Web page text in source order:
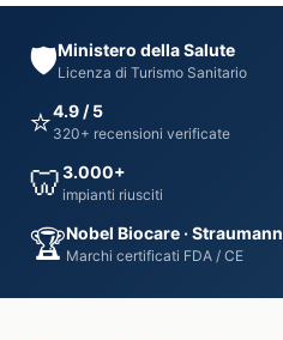
🛡️Ministero della Salute
Licenza di Turismo Sanitario
⭐4.9 / 5
320+ recensioni verificate
🦷3.000+
impianti riusciti
🏆Nobel Biocare · Straumann
Marchi certificati FDA / CE